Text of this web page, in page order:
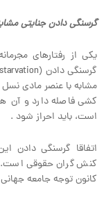
گرسنگی دادن جنایتی
یکی از رفتارهای
مشابه با عنصر مادی
کشی فاصله دارد و
است، باید احراز شود .
اتفاقا گرسنگی دادن
کنش‌گران حقوقی است.
کانون توجه جامعه